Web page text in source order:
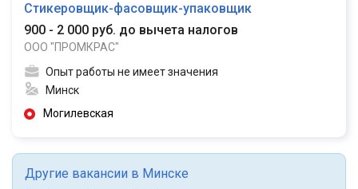
Стикеровщик-фасовщик-упаковщик
900 - 2 000 руб. до вычета налогов
ООО "ПРОМКРАС"
Опыт работы не имеет значения
Минск
Могилевская
Другие вакансии в Минске